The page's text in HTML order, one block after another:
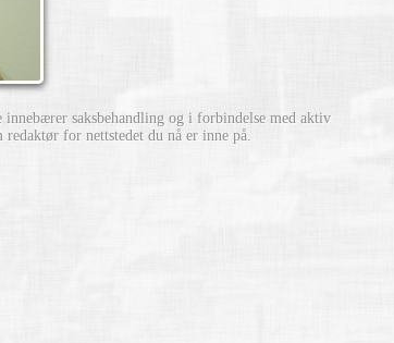
saksbehandling og i forbindelse med aktiv
for nettstedet du nå er inne på.